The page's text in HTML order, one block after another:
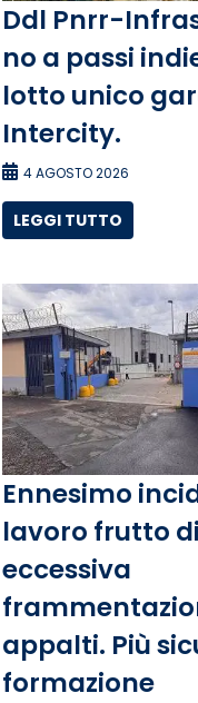
Ddl Pnrr-
no a passi
lotto unico
Intercity.
4 AGOSTO 2026
LEGGI TUTTO
Ennesimo
lavoro frutto di
eccessiva
appalti. Più
formazione